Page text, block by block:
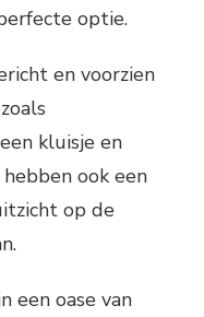
optie.
en voorzien
kluisje en
ook een
op de
een oase van